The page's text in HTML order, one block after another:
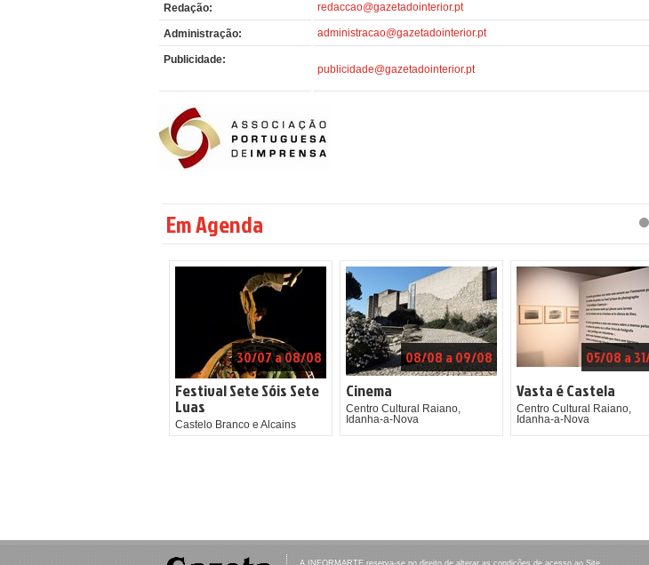
Redação: redaccao@gazetadointerior.pt
Administração: administracao@gazetadointerior.pt
Publicidade:
publicidade@gazetadointerior.pt
Em Agenda
30/07 a 08/08
Festival Sete Sóis Sete
Luas
Castelo Branco e Alcains
08/08 a 09/08
Cinema
Centro Cultural Raiano,
Idanha-a-Nova
05/08 a
Vasta é Castela
Centro Cultural Raiano,
Idanha-a-Nova
A INFORMARTE reserva-se no direito de alterar as condições de acesso ao Site